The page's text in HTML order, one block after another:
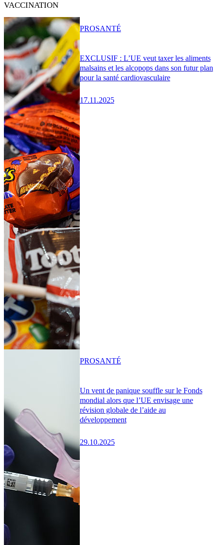
VACCINATION
EXCLUSIF : L’UE veut taxer les aliments
malsains et les alcopops dans son futur plan
pour la santé cardiovasculaire
17.11.2025
PROSANTÉ
Un vent de panique souffle sur le Fonds
mondial alors que l’UE envisage une
révision globale de l’aide au
développement
29.10.2025
PROSANTÉ